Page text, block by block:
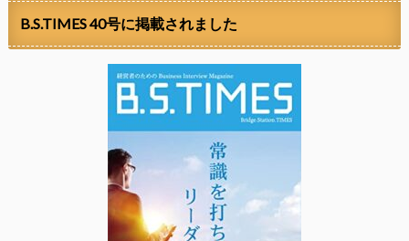
B.S.TIMES 40号に掲載されました